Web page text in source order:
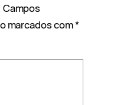
Campos
marcados com*